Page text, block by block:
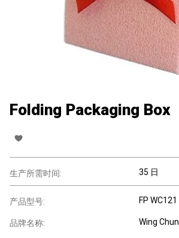
Folding Packaging Box
生产所需时间: 35 日
产品型号: FP WC121
品牌名称: Wing Chun